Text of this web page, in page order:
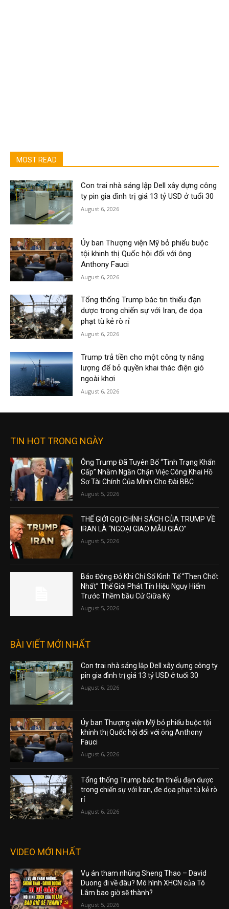
MOST READ
Con trai nhà sáng lập Dell xây dựng công
ty pin gia đình trị giá 13 tỷ USD ở tuổi 30
August 6, 2026
Ủy ban Thượng viện Mỹ bỏ phiếu buộc
tội khinh thị Quốc hội đối với ông
Anthony Fauci
August 6, 2026
Tổng thống Trump bác tin thiếu đạn
dược trong chiến sự với Iran, đe dọa
phạt tù kẻ rò rỉ
August 6, 2026
Trump trả tiền cho một công ty năng
lượng để bỏ quyền khai thác điện gió
ngoài khơi
August 6, 2026
TIN HOT TRONG NGÀY
Ông Trump Đã Tuyên Bố “Tình Trạng Khẩn
Cấp” Nhằm Ngăn Chặn Việc Công Khai Hồ
Sơ Tài Chính Của Mình Cho Đài BBC
August 5, 2026
THẾ GIỚI GỌI CHÍNH SÁCH CỦA TRUMP VỀ
IRAN LÀ “NGOẠI GIAO MẪU GIÁO”
August 5, 2026
Báo Động Đỏ Khi Chỉ Số Kinh Tế “Then Chốt
Nhất” Thế Giới Phát Tín Hiệu Nguy Hiểm
Trước Thềm bầu Cử Giữa Kỳ
August 5, 2026
BÀI VIẾT MỚI NHẤT
Con trai nhà sáng lập Dell xây dựng công ty
pin gia đình trị giá 13 tỷ USD ở tuổi 30
August 6, 2026
Ủy ban Thượng viện Mỹ bỏ phiếu buộc tội
khinh thị Quốc hội đối với ông Anthony
Fauci
August 6, 2026
Tổng thống Trump bác tin thiếu đạn dược
trong chiến sự với Iran, đe dọa phạt tù kẻ rò
rỉ
August 6, 2026
VIDEO MỚI NHẤT
Vụ án tham nhũng Sheng Thao – David
Duong đi về đâu? Mô hình XHCN của Tô
Lâm bao giờ sẽ thành?
August 5, 2026